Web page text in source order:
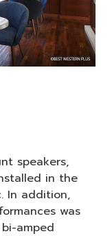
speakers,
in the
In addition,
was
amped